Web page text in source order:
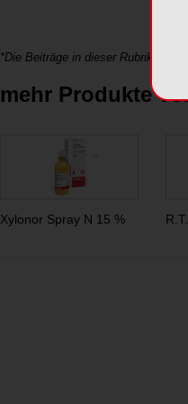
*Die Beiträge in dieser Rubrik
mehr Produkte
Xylonor Spray N 15 %